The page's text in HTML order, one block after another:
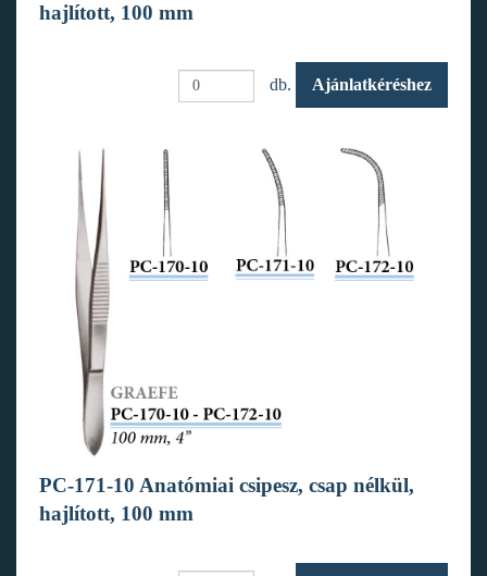
hajlított, 100 mm
db. Ajánlatkéréshez
PC-171-10 Anatómiai csipesz, csap nélkül,
hajlított, 100 mm